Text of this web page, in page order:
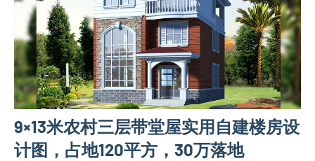
9×13米农村三层带堂屋实用自建楼房设
计图，占地120平方，30万落地